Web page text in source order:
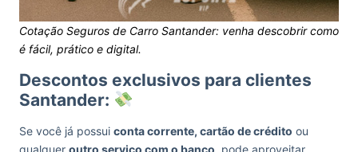
Cotação Seguros de Carro Santander: venha descobrir como
é fácil, prático e digital.
Descontos exclusivos para clientes
Santander:
Se você já possui conta corrente, cartão de crédito ou
qualquer outro serviço com o banco, pode aproveitar